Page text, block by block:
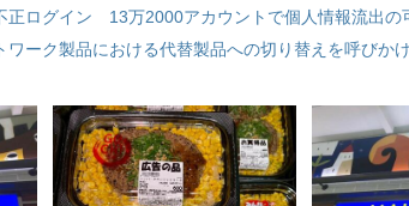
正ログイン 13万2000アカウントで個人情報流出の
ワーク製品における代替製品への切り替えを呼びかけ